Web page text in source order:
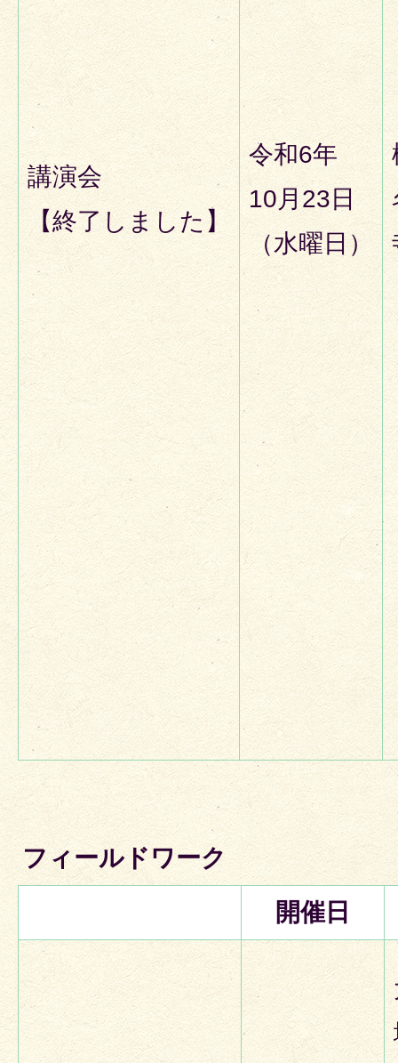
講演会
【終了しました】
令和6年
10月23日
（水曜日）
フィールドワーク
開催日